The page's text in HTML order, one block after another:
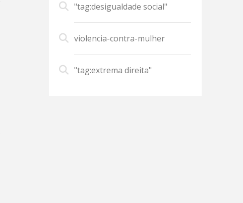
"tag:desigualdade social"
violencia-contra-mulher
"tag:extrema direita"